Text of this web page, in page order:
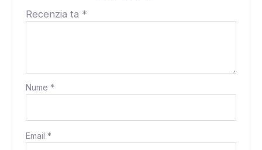
Recenzia ta *
Nume*
Email*